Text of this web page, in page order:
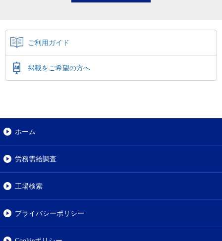
ご利用ガイド
掲載をご希望の方へ
ホーム
労務需給調査
工場検索
プライバシーポリシー